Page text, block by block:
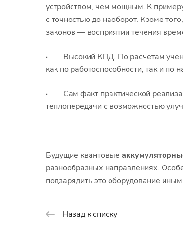
устройством, чем мощным. К
с точностью до наоборот. Кроме
законов — восприятии течения
· Высокий КПД. По расчетам
как по работоспособности, так и по
·
Сам факт практической
теплопередачи с возможностью
Будущие квантовые
разнообразных направлениях.
подзарядить это оборудование
Назад к списку